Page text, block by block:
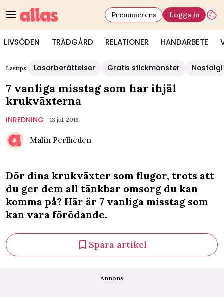
LIVSÖDEN TRÄDGÅRD RELATIONER HANDARBETE
Prenumerera Logga in
Lästips: Läsarberättelser Gratis stickmönster Nostalgi
7 vanliga misstag som har ihjäl
krukväxterna
INREDNING 13 jul, 2016
Malin Perlheden
Dör dina krukväxter som flugor, trots att
du ger dem all tänkbar omsorg du kan
komma på? Här är 7 vanliga misstag som
kan vara förödande.
Spara artikel
Annons